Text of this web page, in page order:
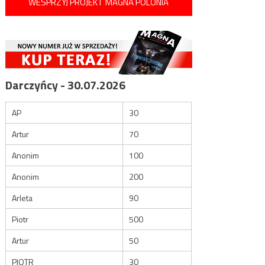
Darczyńcy - 30.07.2026
AP
30
Artur
70
Anonim
100
Anonim
200
Arleta
90
Piotr
500
Artur
50
PIOTR
30